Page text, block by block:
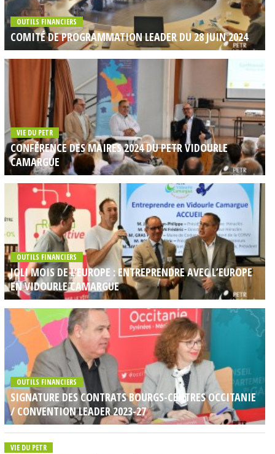
OUTILS FINANCIERS
COMITÉ DE PROGRAMMATION LEADER DU 28 JUIN 2024
VIE DU PETR
CONFÉRENCE DES MAIRES 2024 DU PETR VIDOURLE
CAMARGUE
OUTILS FINANCIERS
JOLI MOIS DE L'EUROPE : ENTREPRENDRE AVEC L’EUROPE
EN VIDOURLE CAMARGUE
OUTILS FINANCIERS
SIGNATURE DES CONTRATS BOURGS-CENTRES OCCITANIE
/ CONVENTION LEADER 2023-27
VIE DU PETR